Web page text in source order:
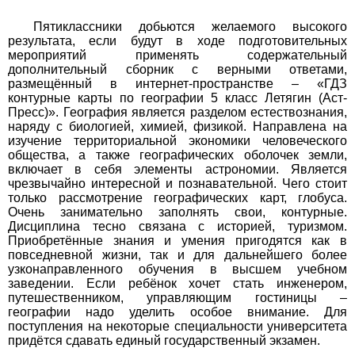
История
1
2 3 5 6 7 9 10
11
Литература
1
2 3 4 5 6 7 8 9 10
11
Математика
1
3 4 5 6 7 8 9 10
11
Немецкий язык
1
2 3 4 5 6 7 8 9 10
11
ОБЖ
1
2 3 4 5 6 7 8 9 10
11
Пятиклассники добьются желаемого высокого
результата, если будут в ходе подготовительных
мероприятий применять содержательный
дополнительный сборник с верными ответами,
размещённый в интернет-пространстве – «ГДЗ
контурные карты по географии 5 класс Летягин (Аст-
Пресс)». География является разделом естествознания,
наряду с биологией, химией, физикой. Направлена на
изучение территориальной экономики человеческого
общества, а также географических оболочек земли,
включает в себя элементы астрономии. Является
чрезвычайно интересной и познавательной. Чего стоит
только рассмотрение географических карт, глобуса.
Очень занимательно заполнять свои, контурные.
Дисциплина тесно связана с историей, туризмом.
Приобретённые знания и умения пригодятся как в
повседневной жизни, так и для дальнейшего более
узконаправленного обучения в высшем учебном
заведении. Если ребёнок хочет стать инженером,
путешественником, управляющим гостиницы –
географии надо уделить особое внимание. Для
поступления на некоторые специальности университета
придётся сдавать единый государственный экзамен.